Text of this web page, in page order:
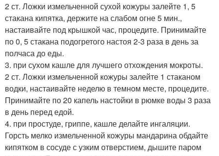
2 ст. Ложки измельченной сухой кожуры залейте 1, 5
стакана кипятка, держите на слабом огне 5 мин.,
настаивайте под крышкой час, процедите. Принимайте
по 0, 5 стакана подогретого настоя 2-3 раза в день за
полчаса до еды.
3. при сухом кашле для лучшего отхождения мокроты.
2 ст. Ложки измельченной кожуры залейте 1 стаканом
водки, настаивайте неделю в темном месте, процедите.
Принимайте по 20 капель настойки в рюмке воды 3 раза
в день перед едой.
4. при простуде, гриппе, кашле делайте ингаляции.
Горсть мелко измельченной кожуры мандарина обдайте
кипятком в сосуде с узким отверстием, дышите паром